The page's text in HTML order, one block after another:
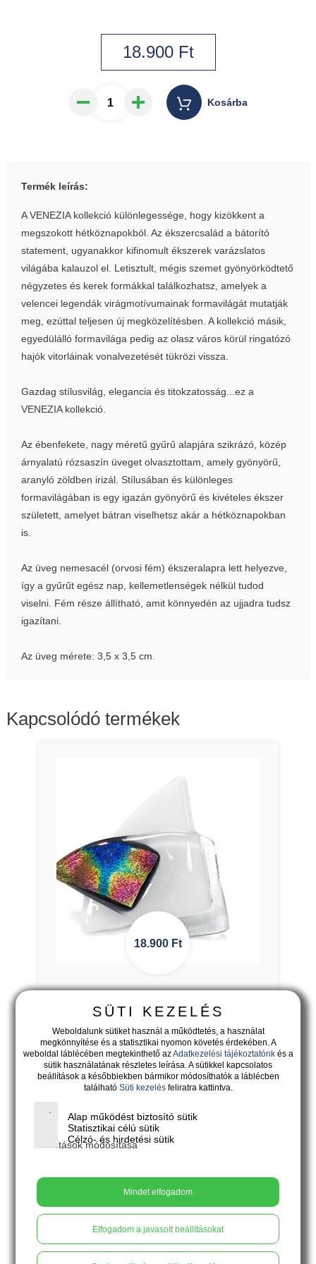
18.900Ft
Kosárba
Termék leírás:
A VENEZIA kollekció különlegessége, hogy kizökkent a
megszokott hétköznapokból. Az ékszercsalád a bátorító
statement, ugyanakkor kifinomult ékszerek varázslatos
világába kalauzol el. Letisztult, mégis szemet gyönyörködtető
négyzetes és kerek formákkal találkozhatsz, amelyek a
velencei legendák virágmotívumainak formavilágát mutatják
meg, ezúttal teljesen új megközelítésben. A kollekció másik,
egyedülálló formavilága pedig az olasz város körül ringatózó
hajók vitorláinak vonalvezetését tükrözi vissza.
Gazdag stílusvilág, elegancia és titokzatosság...ez a
VENEZIA kollekció.
Az ébenfekete, nagy méretű gyűrű alapjára szikrázó, közép
árnyalatú rózsaszín üveget olvasztottam, amely gyönyörű,
aranyló zöldben irizál. Stílusában és különleges
formavilágában is egy igazán gyönyörű és kivételes ékszer
született, amelyet bátran viselhetsz akár a hétköznapokban
is.
Az üveg nemesacél (orvosi fém) ékszeralapra lett helyezve,
így a gyűrűt egész nap, kellemetlenségek nélkül tudod
viselni. Fém része állítható, amit könnyedén az ujjadra tudsz
igazítani.
Az üveg mérete: 3,5 x 3,5 cm.
Kapcsolódó termékek
18.900 Ft
vitorla gyűrű
18.900Ft
SÜTI KEZELÉS
Weboldalunk sütiket használ a működtetés, a használat
megkönnyítése és a statisztikai nyomon követés érdekében. A
weboldal láblécében megtekinthető azAdatkezelési tájékoztatónkés a
sütik használatának részletes leírása. A sütikkel kapcsolatos
beállítások a későbbiekben bármikor módosíthatók a láblécben
található Süti kezelésfeliratra kattintva.
Alap működést biztosító sütik
Statisztikai célú sütik
Célzó- és hirdetési sütik
Beállítások módosítása
Mindet elfogadom
Elfogadom a javasolt beállításokat